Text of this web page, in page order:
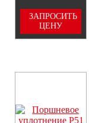
ЗАПРОСИТЬ
ЦЕНУ